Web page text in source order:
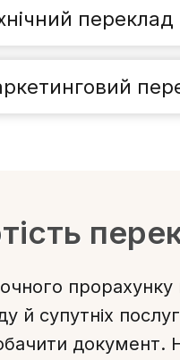
переклад
прорахунку
й супутніх
документ.